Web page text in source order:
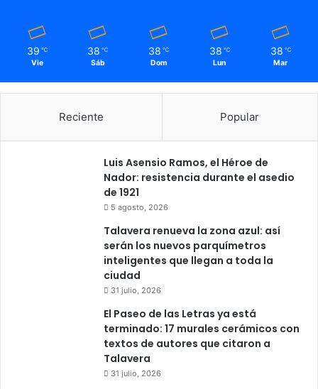
39 ℃
Vie
38 ℃
Sáb
38 ℃
Dom
38 ℃
Lun
38 ℃
Mar
Reciente Popular
Luis Asensio Ramos, el Héroe de
Nador: resistencia durante el asedio
de 1921
5 agosto, 2026
Talavera renueva la zona azul: así
serán los nuevos parquímetros
inteligentes que llegan a toda la
ciudad
31 julio, 2026
El Paseo de las Letras ya está
terminado: 17 murales cerámicos con
textos de autores que citaron a
Talavera
31 julio, 2026